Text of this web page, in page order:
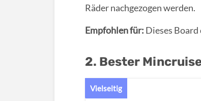
Räder nachgezogen werden.
Empfohlen für: Dieses Board
2. Bester
Vielseitig